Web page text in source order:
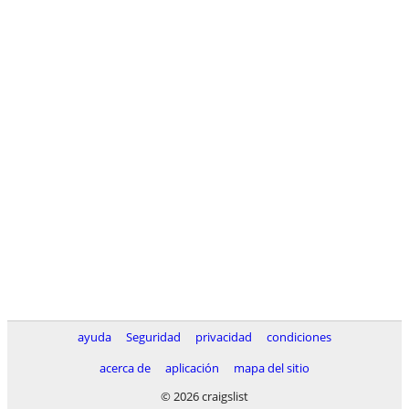
ayuda Seguridad privacidad
condiciones
acerca de
aplicación
mapa del sitio
© 2026 craigslist